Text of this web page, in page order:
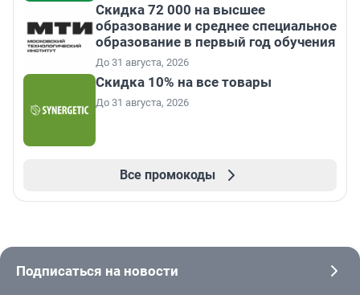
Скидка 72 000 на высшее
образование и среднее специальное
образование в первый год обучения
До 31 августа, 2026
Скидка 10% на все товары
До 31 августа, 2026
Все промокоды
Подписаться на новости